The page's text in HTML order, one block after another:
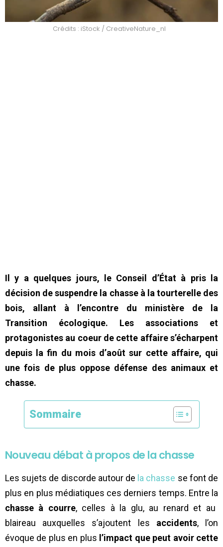
Crédits : iStock / CreativeNature_nl
Il y a quelques jours, le Conseil d’État à pris la
décision de suspendre la chasse à la tourterelle des
bois, allant à l’encontre du ministère de la
Transition écologique. Les associations et
protagonistes au coeur de cette affaire s’écharpent
depuis la fin du mois d’août sur cette affaire, qui
une fois de plus oppose défense des animaux et
chasse.
Sommaire
Nouveau débat à propos de la chasse
Les sujets de discorde autour de la chasse se font de
plus en plus médiatiques ces derniers temps. Entre la
chasse à courre, celles à la glu, au renard et au
blaireau auxquelles s’ajoutent les accidents, l’on
évoque de plus en plus l’impact que peut avoir cette